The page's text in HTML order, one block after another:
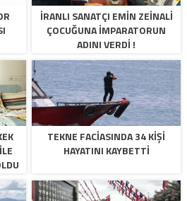
İRANLI SANATÇI EMIN ZEINALI
ÇOCUĞUNA İMPARATORUN
ADINI VERDI !
TEKNE FACIASINDA 34 KIŞI
HAYATINI KAYBETTI